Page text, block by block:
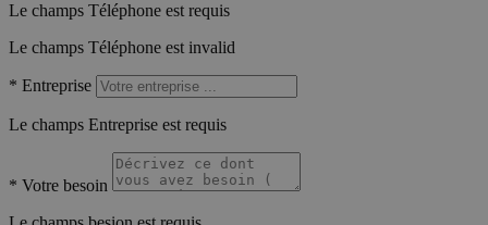
Le champs Téléphone est requis
Le champs Téléphone est invalid
* Entreprise
Le champs Entreprise est requis
* Votre besoin